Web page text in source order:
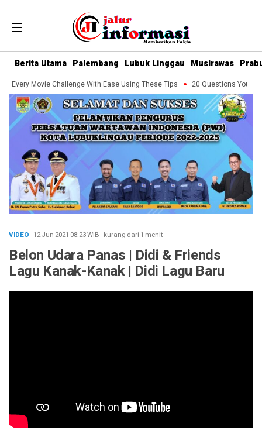
Berita Utama Palembang Lubuk Linggau Musirawas
Every Movie Challenge With Ease Using These Tips 20 Questions You
VIDEO · 12 Jun 2021 08:23WIB · kurang dari 1 menit
Belon Udara Panas | Didi & Friends
Lagu Kanak-Kanak | Didi Lagu Baru